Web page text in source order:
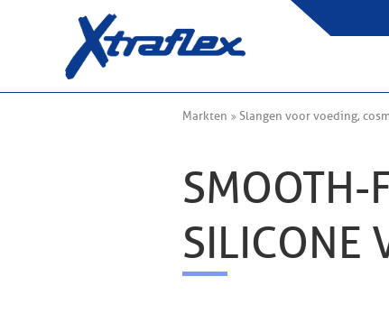
Markten Slangen voor voeding,
SMOOTH-
SILICONE